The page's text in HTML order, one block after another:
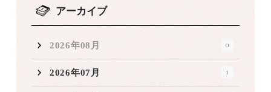
アーカイブ
2026年08月 0
2026年07月 1